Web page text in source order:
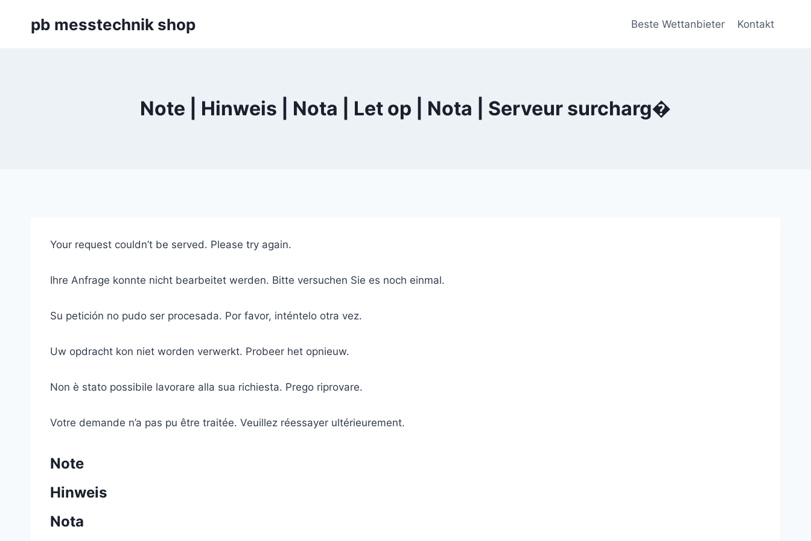
pb messtechnik shop Beste Wettanbieter Kontakt
Note | Hinweis | Nota | Let op | Nota | Serveur surcharg�
Your request couldn’t be served. Please try again.
Ihre Anfrage konnte nicht bearbeitet werden. Bitte versuchen Sie es noch einmal.
Su petición no pudo ser procesada. Por favor, inténtelo otra vez.
Uw opdracht kon niet worden verwerkt. Probeer het opnieuw.
Non è stato possibile lavorare alla sua richiesta. Prego riprovare.
Votre demande n’a pas pu être traitée. Veuillez réessayer ultérieurement.
Note
Hinweis
Nota